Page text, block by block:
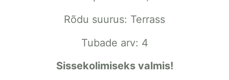
Rõdu suurus: Terrass
Tubade arv: 4
Sissekolimiseks valmis!